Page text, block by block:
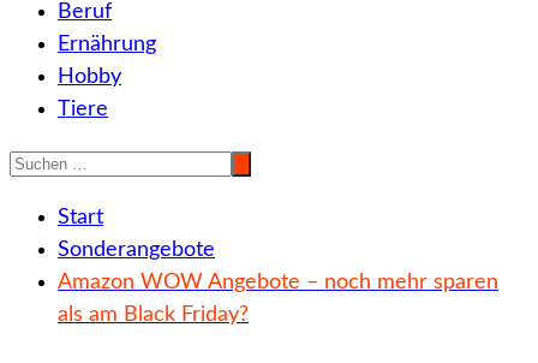
Beruf
Ernährung
Hobby
Tiere
Start
Sonderangebote
Amazon WOW Angebote – noch mehr sparen
als am Black Friday?